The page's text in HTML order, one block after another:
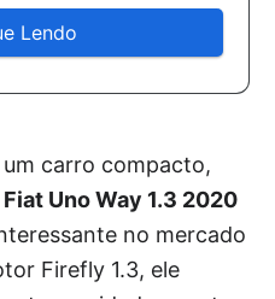
Lendo
carro compacto,
Fiat Uno Way 1.3 2020
no mercado
Firefly 1.3, ele